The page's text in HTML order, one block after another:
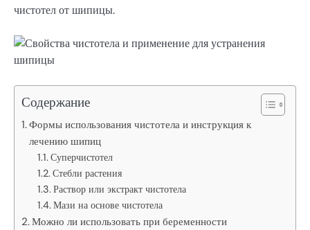
чистотел от шипицы.
Содержание
Формы использования чистотела и инструкция к
лечению шипиц
Суперчистотел
Стебли растения
Раствор или экстракт чистотела
Мази на основе чистотела
Можно ли использовать при беременности